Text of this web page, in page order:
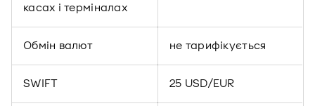
касах і терміналах
Обмін валют не тарифікується
SWIFT 25 USD/EUR